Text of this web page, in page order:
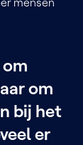
om
bij het
er